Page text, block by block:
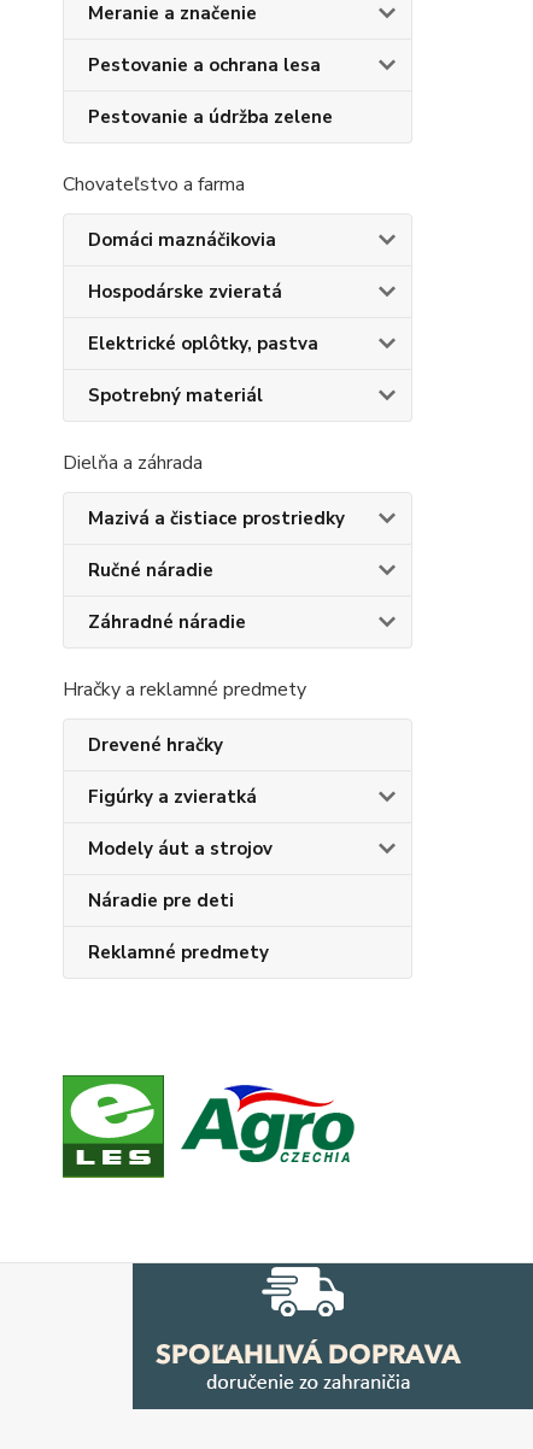
Meranie a značenie
Pestovanie a ochrana lesa
Pestovanie a údržba zelene
Chovateľstvo a farma
Domáci maznáčikovia
Hospodárske zvieratá
Elektrické oplôtky, pastva
Spotrebný materiál
Dielňa a záhrada
Mazivá a čistiace prostriedky
Ručné náradie
Záhradné náradie
Hračky a reklamné predmety
Drevené hračky
Figúrky a zvieratká
Modely áut a strojov
Náradie pre deti
Reklamné predmety